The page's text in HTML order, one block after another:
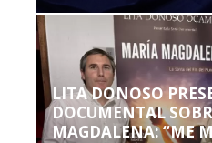
LITA DONOSO
DOCUMENTAL
MAGDALENA: “ME